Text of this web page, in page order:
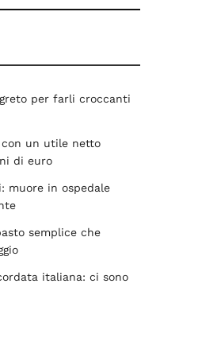
per farli croccanti
con un utile netto
di euro
muore in ospedale
semplice che
italiana: ci sono